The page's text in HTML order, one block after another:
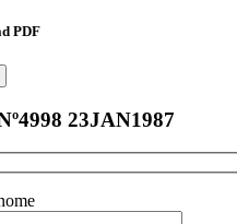
PDF
23JAN1987